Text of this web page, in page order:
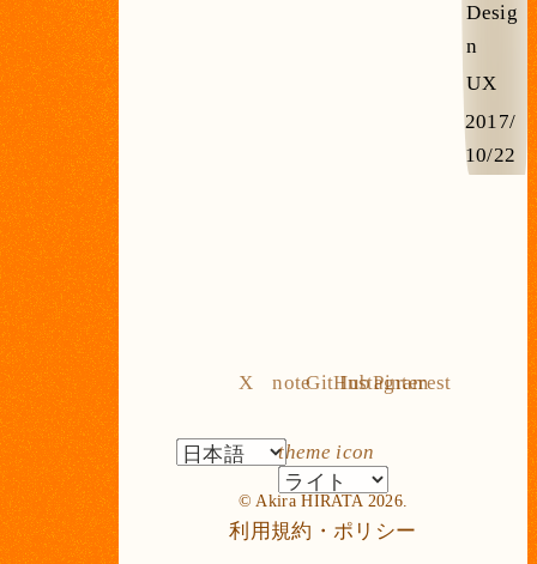
Desig
n
UX
2017/
10/22
X noteGitHubInstagram
Pinterest
theme icon
© Akira HIRATA 2026.
利用規約・ポリシー